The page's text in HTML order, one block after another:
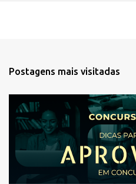
Postagens mais visitadas